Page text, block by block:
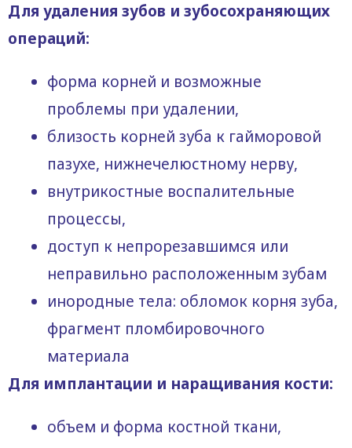
Для удаления зубов и зубосохраняющих
операций:
форма корней и возможные
проблемы при удалении,
близость корней зуба к гайморовой
пазухе, нижнечелюстному нерву,
внутрикостные воспалительные
процессы,
доступ к непрорезавшимся или
неправильно расположенным зубам
инородные тела: обломок корня зуба,
фрагмент пломбировочного
материала
Для имплантации и наращивания кости:
объем и форма костной ткани,